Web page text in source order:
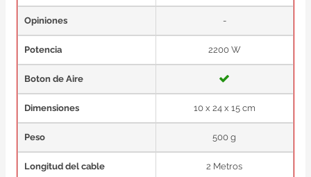
Opiniones -
Potencia 2200 W
Boton de Aire
Dimensiones 10 x 24 x 15 cm
Peso 500 g
Longitud del cable 2 Metros